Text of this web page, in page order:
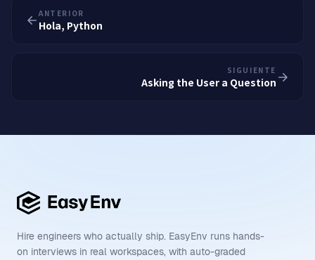
ANTERIOR
Hola, Python
SIGUIENTE
Asking the User a Question
Hire engineers who actually ship. EasyEnv runs hands-
on interviews in real workspaces, with auto-graded